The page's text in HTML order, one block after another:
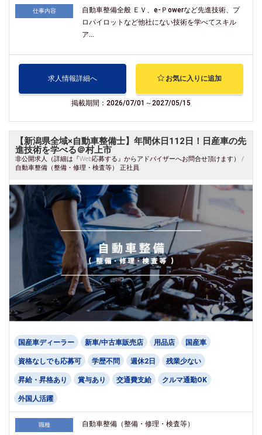
仕事内容
自動車整備全般 ＥＶ、e-Ｐowerなど先進技術、プ
ロパイロットなど他社にない技術を学べてスキル
ア...
求人情報詳細へ お気に入りに追加
掲載期間：2026/07/01～2027/05/15
【新潟県全域×自動車整備士】年間休日112日！日産車の先
進技術を学べる＠村上市
非公開求人（詳細は『Web応募する』からアドバイザーへお問合せ頂けます） /
自動車整備（整備・修理・検査等） 正社員
国産車ディーラー 新車/中古車販売店 用品店 国産車
資格なしでも応募可 学歴不問 週休2日 残業少ない
昇給・昇格あり 賞与あり 交通費支給 クルマ通勤OK
外国人活躍
職種 自動車整備（整備・修理・検査等）